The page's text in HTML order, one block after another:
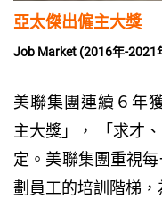
亞太傑出僱主大獎
Job Market (2016年-2021
美聯集團連續６年
主大獎」， 「求才
定。美聯集團重視
劃員工的培訓階梯，